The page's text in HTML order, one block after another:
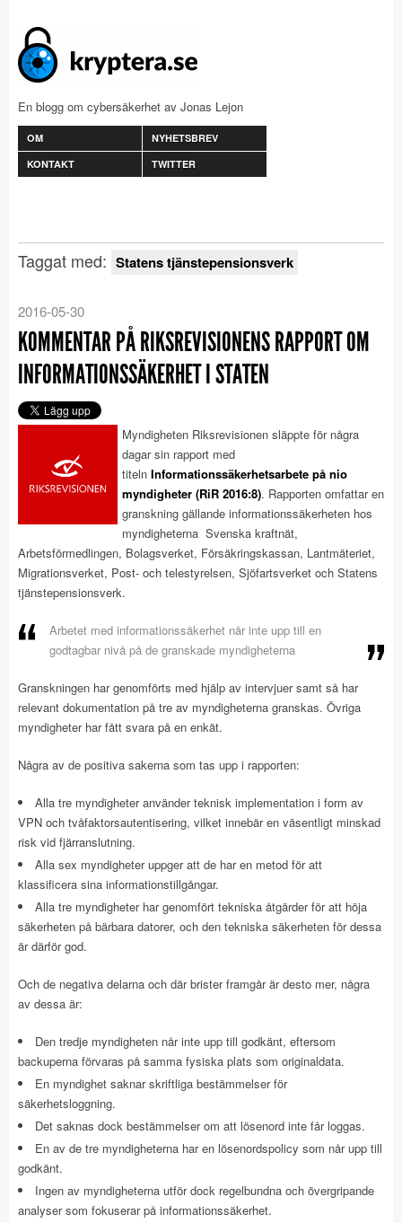
En blogg om cybersäkerhet av Jonas Lejon
OM
NYHETSBREV
KONTAKT
TWITTER
Taggat med: Statens tjänstepensionsverk
2016-05-30
KOMMENTAR PÅ RIKSREVISIONENS RAPPORT OM
INFORMATIONSSÄKERHET I STATEN
Myndigheten Riksrevisionen släppte för några
dagar sin rapport med
titeln Informationssäkerhetsarbete på nio
myndigheter (RiR 2016:8). Rapporten omfattar en
granskning gällande informationssäkerheten hos
myndigheterna Svenska kraftnät,
Arbetsförmedlingen, Bolagsverket, Försäkringskassan, Lantmäteriet,
Migrationsverket, Post- och telestyrelsen, Sjöfartsverket och Statens
tjänstepensionsverk.
Arbetet med informationssäkerhet når inte upp till en
godtagbar nivå på de granskade myndigheterna
Granskningen har genomförts med hjälp av intervjuer samt så har
relevant dokumentation på tre av myndigheterna granskas. Övriga
myndigheter har fått svara på en enkät.
Några av de positiva sakerna som tas upp i rapporten:
Alla tre myndigheter använder teknisk implementation i form av
VPN och tvåfaktorsautentisering, vilket innebär en väsentligt minskad
risk vid fjärranslutning.
Alla sex myndigheter uppger att de har en metod för att
klassificera sina informationstillgångar.
Alla tre myndigheter har genomfört tekniska åtgärder för att höja
säkerheten på bärbara datorer, och den tekniska säkerheten för dessa
är därför god.
Och de negativa delarna och där brister framgår är desto mer, några
av dessa är:
Den tredje myndigheten når inte upp till godkänt, eftersom
backuperna förvaras på samma fysiska plats som originaldata.
En myndighet saknar skriftliga bestämmelser för
säkerhetsloggning.
Det saknas dock bestämmelser om att lösenord inte får loggas.
En av de tre myndigheterna har en lösenordspolicy som når upp till
godkänt.
Ingen av myndigheterna utför dock regelbundna och övergripande
analyser som fokuserar på informationssäkerhet.